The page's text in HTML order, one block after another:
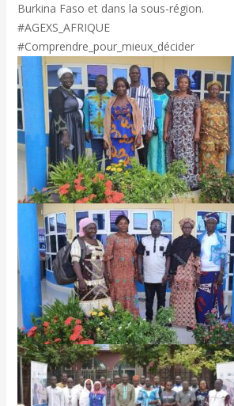
Burkina Faso et dans la sous-région.
#AGEXS_AFRIQUE
#Comprendre_pour_mieux_décider